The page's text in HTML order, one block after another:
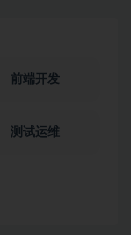
前端开发
测试运维